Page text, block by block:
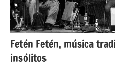
Fetén Fetén, música
insólitos